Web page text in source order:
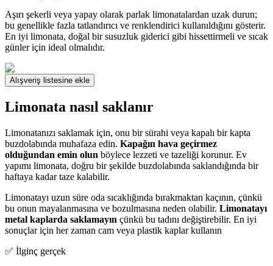
Aşırı şekerli veya yapay olarak parlak limonatalardan uzak durun;
bu genellikle fazla tatlandırıcı ve renklendirici kullanıldığını gösterir.
En iyi limonata, doğal bir susuzluk giderici gibi hissettirmeli ve sıcak
günler için ideal olmalıdır.
Alışveriş listesine ekle
Limonata nasıl saklanır
Limonatanızı saklamak için, onu bir sürahi veya kapalı bir kapta
buzdolabında muhafaza edin. Kapağın hava geçirmez
olduğundan emin olun böylece lezzeti ve tazeliği korunur. Ev
yapımı limonata, doğru bir şekilde buzdolabında saklandığında bir
haftaya kadar taze kalabilir.
Limonatayı uzun süre oda sıcaklığında bırakmaktan kaçının, çünkü
bu onun mayalanmasına ve bozulmasına neden olabilir. Limonatayı
metal kaplarda saklamayın çünkü bu tadını değiştirebilir. En iyi
sonuçlar için her zaman cam veya plastik kaplar kullanın
✅ İlginç gerçek